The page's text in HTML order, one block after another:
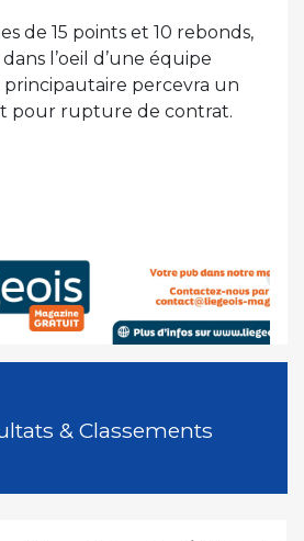
de 15 points et 10 rebonds,
l’oeil d’une équipe
principautaire percevra un
pour rupture de contrat.
& Classements